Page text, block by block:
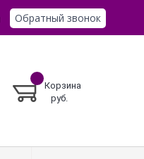
Обратный звонок
Корзина
руб.